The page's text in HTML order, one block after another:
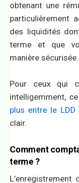
obtenant une
particulièrement
des liquidités
terme et que
manière sécurisée.
Pour ceux qui
intelligemment,
plus entre le
clair.
Comment
terme ?